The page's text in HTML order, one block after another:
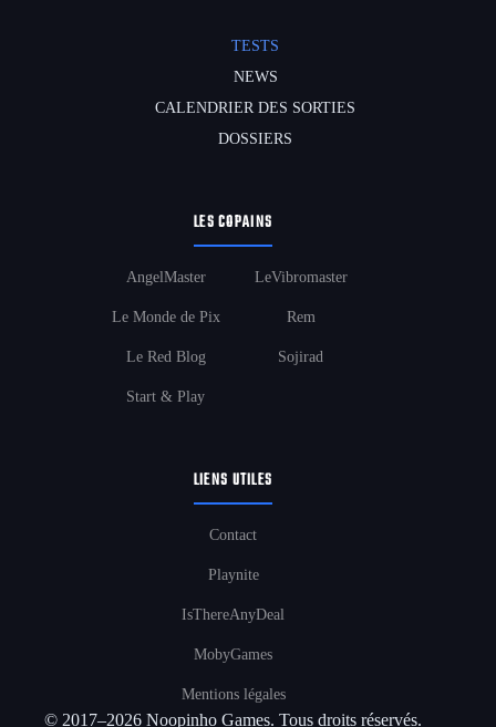
TESTS
NEWS
CALENDRIER DES SORTIES
DOSSIERS
LES COPAINS
AngelMaster
Le Monde de Pix
Le Red Blog
Start & Play
LeVibromaster
Rem
Sojirad
LIENS UTILES
Contact
Playnite
IsThereAnyDeal
MobyGames
Mentions légales
© 2017–2026 Noopinho Games. Tous droits réservés.